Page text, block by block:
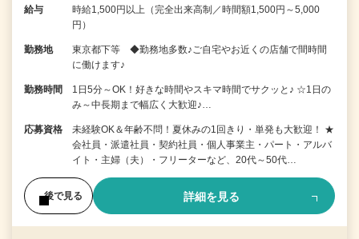
給与
時給1,500円以上（完全出来高制／時間額1,500円～5,000
円）
勤務地
東京都下等 ◆勤務地多数♪ご自宅やお近くの店舗で間時間
に働けます♪
勤務時間
1日5分～OK！好きな時間やスキマ時間でサクッと♪ ☆1日の
み～中長期まで幅広く大歓迎♪…
応募資格
未経験OK＆年齢不問！夏休みの1回きり・単発も大歓迎！ ★
会社員・派遣社員・契約社員・個人事業主・パート・アルバ
イト・主婦（夫）・フリーターなど、20代～50代…
後で見る 詳細を見る